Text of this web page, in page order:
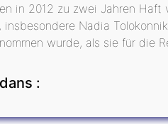
in 2012 zu zwei Jahren Haft
Nadia
wurde, als sie für die
: